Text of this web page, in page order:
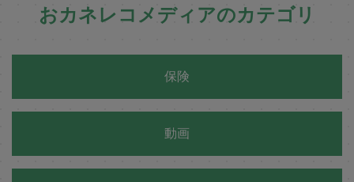
おカネレコメディアのカテゴリ
保険
動画